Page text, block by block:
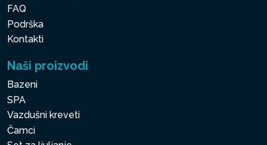
FAQ
Podrška
Kontakti
Naši proizvodi
Bazeni
SPA
Vazdušni kreveti
Čamci